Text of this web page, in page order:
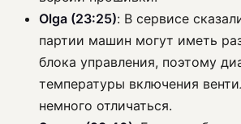
Olga (23:25): В сервисе
партии машин могут иметь
блока управления, поэтому
температуры включения
немного отличаться.